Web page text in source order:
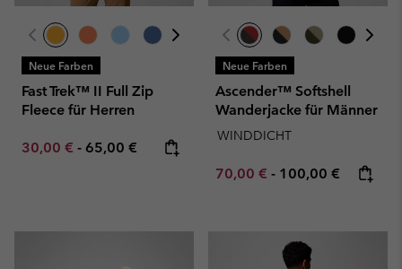
Neue Farben
Fast Trek™ II Full Zip
Fleece für Herren
Minimum sale price:
30,00 € - Maximum price:
65,00 €
Neue Farben
Ascender™ Softshell
Wanderjacke für Männer
WINDDICHT
Minimum sale price:
70,00 € - Maximum price:
100,00 €